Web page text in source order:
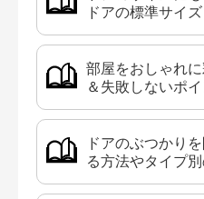
ドアの標準サイ
部屋をおしゃれ
＆失敗しないポイ
ドアのぶつかり
る方法やタイプ